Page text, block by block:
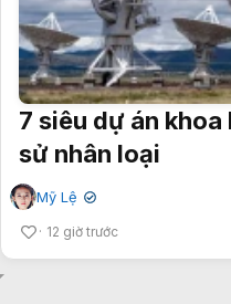
7 siêu dự án
sử nhân loại
Mỹ Lệ ✔
12 giờ trước